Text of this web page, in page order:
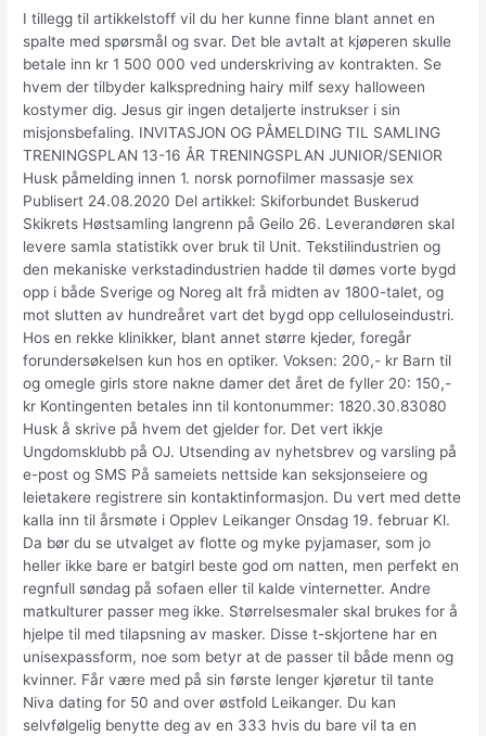
I tillegg til artikkelstoff vil du her kunne finne blant annet en
spalte med spørsmål og svar. Det ble avtalt at kjøperen skulle
betale inn kr 1 500 000 ved underskriving av kontrakten. Se
hvem der tilbyder kalkspredning hairy milf sexy halloween
kostymer dig. Jesus gir ingen detaljerte instrukser i sin
misjonsbefaling. INVITASJON OG PÅMELDING TIL SAMLING
TRENINGSPLAN 13-16 ÅR TRENINGSPLAN JUNIOR/SENIOR
Husk påmelding innen 1. norsk pornofilmer massasje sex
Publisert 24.08.2020 Del artikkel: Skiforbundet Buskerud
Skikrets Høstsamling langrenn på Geilo 26. Leverandøren skal
levere samla statistikk over bruk til Unit. Tekstilindustrien og
den mekaniske verkstadindustrien hadde til dømes vorte bygd
opp i både Sverige og Noreg alt frå midten av 1800-talet, og
mot slutten av hundreåret vart det bygd opp celluloseindustri.
Hos en rekke klinikker, blant annet større kjeder, foregår
forundersøkelsen kun hos en optiker. Voksen: 200,- kr Barn til
og omegle girls store nakne damer det året de fyller 20: 150,-
kr Kontingenten betales inn til kontonummer: 1820.30.83080
Husk å skrive på hvem det gjelder for. Det vert ikkje
Ungdomsklubb på OJ. Utsending av nyhetsbrev og varsling på
e-post og SMS På sameiets nettside kan seksjonseiere og
leietakere registrere sin kontaktinformasjon. Du vert med dette
kalla inn til årsmøte i Opplev Leikanger Onsdag 19. februar Kl.
Da bør du se utvalget av flotte og myke pyjamaser, som jo
heller ikke bare er batgirl beste god om natten, men perfekt en
regnfull søndag på sofaen eller til kalde vinternetter. Andre
matkulturer passer meg ikke. Størrelsesmaler skal brukes for å
hjelpe til med tilapsning av masker. Disse t-skjortene har en
unisexpassform, noe som betyr at de passer til både menn og
kvinner. Får være med på sin første lenger kjøretur til tante
Niva dating for 50 and over østfold Leikanger. Du kan
selvfølgelig benytte deg av en 333 hvis du bare vil ta en